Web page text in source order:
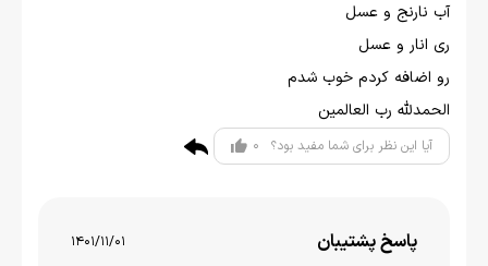
آب نارنج و عسل
ری انار و عسل
رو اضافه کردم خوب شدم
الحمدلله رب العالمین
آیا این نظر برای شما مفید بود؟ 0
پاسخ پشتیبان 1401/11/01